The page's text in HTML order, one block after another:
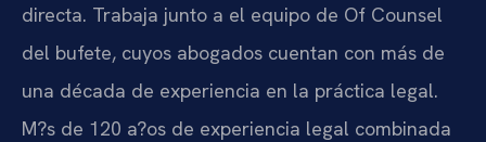
directa. Trabaja junto a el equipo de Of Counsel
del bufete, cuyos abogados cuentan con más de
una década de experiencia en la práctica legal.
M?s de 120 a?os de experiencia legal combinada